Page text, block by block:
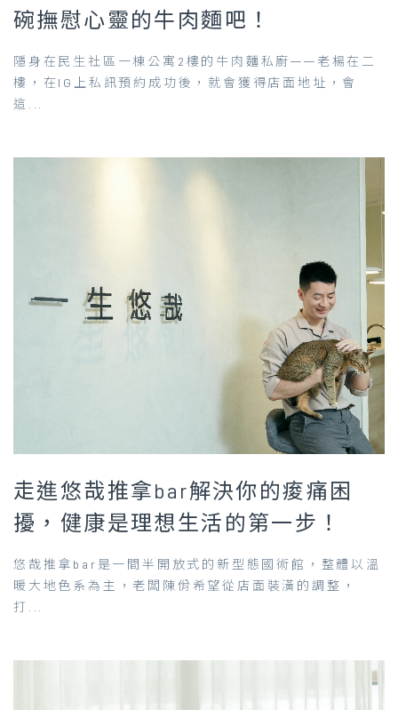
碗撫慰心靈的牛肉麵吧！
隱身在民生社區一棟公寓2樓的牛肉麵私廚——老楊在二
樓，在IG上私訊預約成功後，就會獲得店面地址，會
這...
走進悠哉推拿bar解決你的痠痛困
擾，健康是理想生活的第一步！
悠哉推拿bar是一間半開放式的新型態國術館，整體以溫
暖大地色系為主，老闆陳佾希望從店面裝潢的調整，
打...